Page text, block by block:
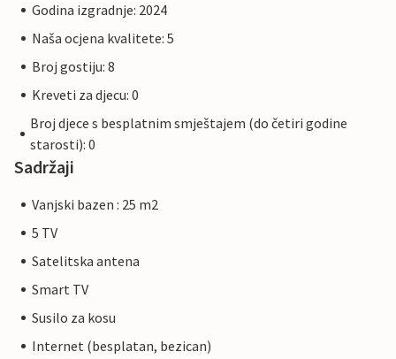
Godina izgradnje: 2024
Naša ocjena kvalitete: 5
Broj gostiju: 8
Kreveti za djecu: 0
Broj djece s besplatnim smještajem (do četiri godine
starosti): 0
Sadržaji
Vanjski bazen : 25 m2
5 TV
Satelitska antena
Smart TV
Susilo za kosu
Internet (besplatan, bezican)